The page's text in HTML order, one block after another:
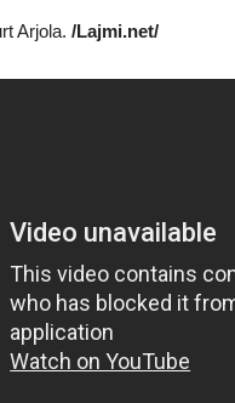
Arjola. /Lajmi.net/